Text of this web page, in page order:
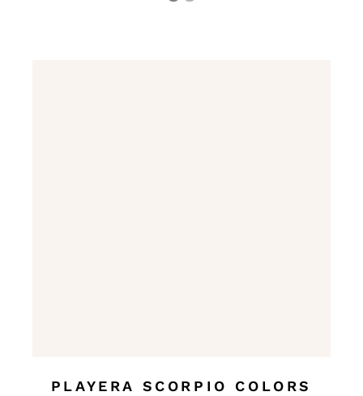
PLAYERA SCORPIO COLORS